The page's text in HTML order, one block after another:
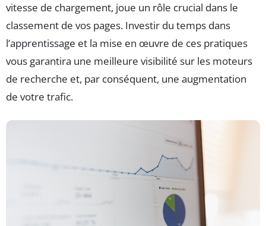
vitesse de chargement, joue un rôle crucial dans le
classement de vos pages. Investir du temps dans
l’apprentissage et la mise en œuvre de ces pratiques
vous garantira une meilleure visibilité sur les moteurs
de recherche et, par conséquent, une augmentation
de votre trafic.